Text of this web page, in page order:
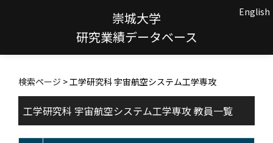
崇城大学
研究業績データベース
English
検索ページ > 工学研究科 宇宙航空システム工学専攻
工学研究科 宇宙航空システム工学専攻 教員一覧